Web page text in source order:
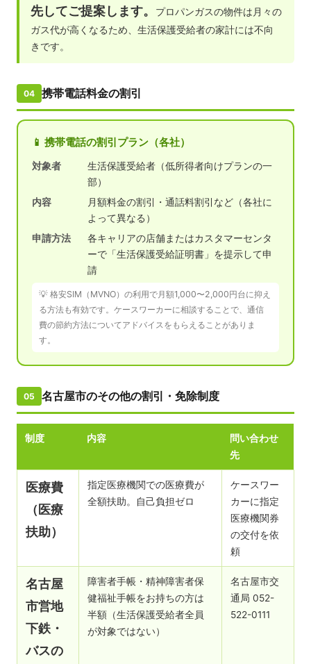
先してご提案します。
プロパンガスの物件は月々の
ガス代が高くなるため、生活保護受給者の家計には不向
きです。
04 携帯電話料金の割引
📱 携帯電話の割引プラン（各社）
対象者
生活保護受給者（低所得者向けプランの一
部）
内容
月額料金の割引・通話料割引など（各社に
よって異なる）
申請方法
各キャリアの店舗またはカスタマーセンタ
ーで「生活保護受給証明書」を提示して申
請
💡 格安SIM（MVNO）の利用で月額1,000〜2,000円台に抑え
る方法も有効です。ケースワーカーに相談することで、通信
費の節約方法についてアドバイスをもらえることがありま
す。
05 名古屋市のその他の割引・免除制度
制度 内容
問い合わせ
先
医療費
（医療
扶助）
指定医療機関での医療費が
全額扶助。自己負担ゼロ
ケースワー
カーに指定
医療機関券
の交付を依
頼
名古屋
市営地
下鉄・
バスの
障害者手帳・精神障害者保
健福祉手帳をお持ちの方は
半額（生活保護受給者全員
が対象ではない）
名古屋市交
通局 052-
522-0111